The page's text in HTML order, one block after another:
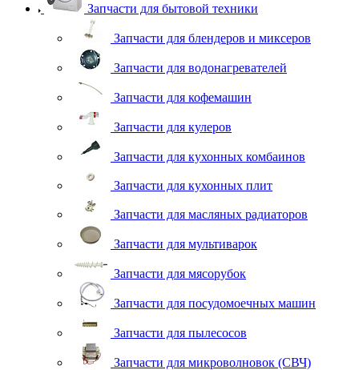
Запчасти для бытовой техники
Запчасти для блендеров и миксеров
Запчасти для водонагревателей
Запчасти для кофемашин
Запчасти для кулеров
Запчасти для кухонных комбаинов
Запчасти для кухонных плит
Запчасти для масляных радиаторов
Запчасти для мультиварок
Запчасти для мясорубок
Запчасти для посудомоечных машин
Запчасти для пылесосов
Запчасти для микроволновок (СВЧ)